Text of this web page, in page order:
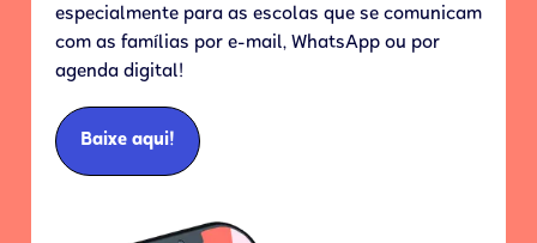
especialmente para as escolas que se comunicam
com as famílias por e-mail, WhatsApp ou por
agenda digital!
Baixe aqui!